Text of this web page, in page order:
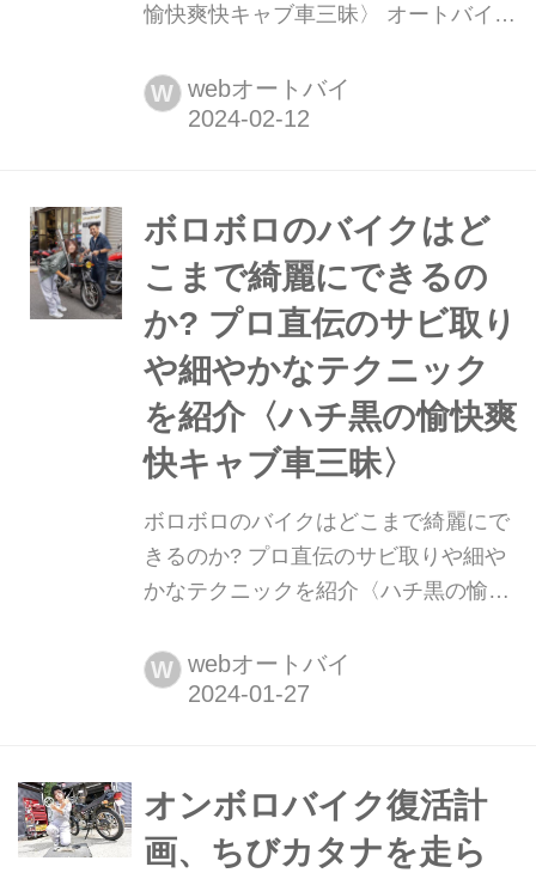
愉快爽快キャブ車三昧〉 オートバイ誌
CBX750F。あれから5カ月が経過して
しまったが、ついに毎度おなじみの旧
覚めるのか!?文:黒田健一
W webオートバイ
ボロボロのバイクはど
こまで綺麗にできるの
か? プロ直伝のサビ取り
や細やかなテクニック
を紹介〈ハチ黒の愉快爽
快キャブ車三昧〉
ボロボロのバイクはどこまで綺麗にで
きるのか? プロ直伝のサビ取りや細や
かなテクニックを紹介〈ハチ黒の愉快
部・大冨が愛車のスズキGS125Eに激
安キャリパーをつけるため、黒田パイ
頑固なサビを落とす秘伝の技まで伝授
していただくことに!文:大冨 涼
W webオートバイ
オンボロバイク復活計
画、ちびカタナを走ら